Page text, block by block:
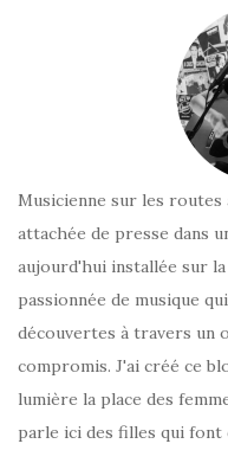
Musicienne sur les routes
attachée de presse dans
aujourd'hui installée sur
passionnée de musique
découvertes à travers un
compromis. J'ai créé ce
lumière la place des
parle ici des filles qui